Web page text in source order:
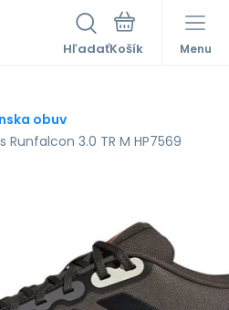
Hľadať Menu
obuv
Runfalcon 3.0 TR M HP7569